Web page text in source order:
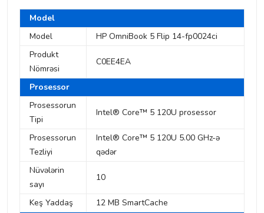
Model
Model
HP OmniBook 5 Flip 14-fp0024ci
Produkt
Nömrəsi
C0EE4EA
Prosessor
Prosessorun
Tipi
Intel® Core™ 5 120U prosessor
Prosessorun
Tezliyi
Intel® Core™ 5 120U 5.00 GHz-ə
qədər
Nüvələrin
sayı
10
Keş Yaddaş
12 MB SmartCache